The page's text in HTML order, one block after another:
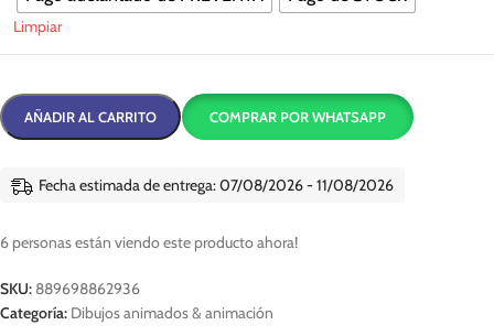
Limpiar
AÑADIR AL CARRITO COMPRAR POR WHATSAPP
Fecha estimada de entrega: 07/08/2026 - 11/08/2026
6 personas están viendo este producto ahora!
SKU: 889698862936
Categoría: Dibujos animados & animación